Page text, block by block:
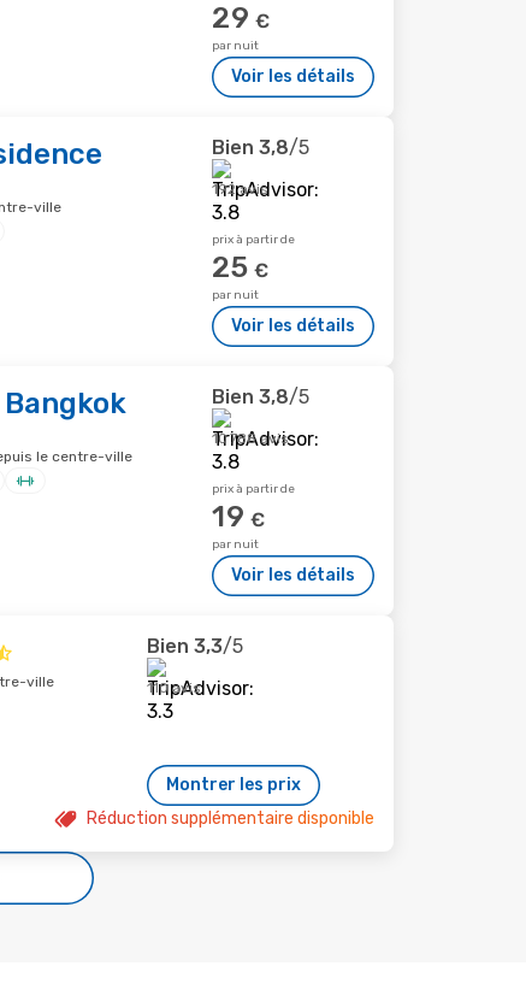
29 €
par nuit
Voir les détails
ville
Bien 3,8/5
192 avis
prix à partir de
25 €
par nuit
Voir les détails
le centre-ville
Bien 3,8/5
10 788 avis
prix à partir de
19 €
par nuit
Voir les détails
ville
Bien 3,3/5
110 avis
Montrer les prix
Réduction supplémentaire disponible